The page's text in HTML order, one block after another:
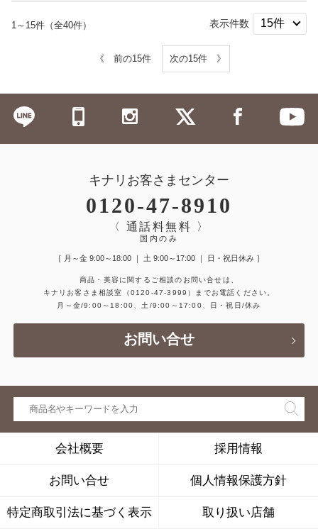
1～15件（全40件） 表示件数
《 前の15件 次の15件 》
キナリお客さまセンター
0120-47-8910
〈 通話料無料 〉
国内のみ
［ 月～金 9:00～18:00 ｜ 土 9:00～17:00 ｜ 日・祝日休み ］
商品・美容に関するご相談のお問い合せは、
キナリお客さま相談室
（0120-47-3999）
までお電話ください。
月～金/9:00～18:00、土/9:00～17:00、日・祝日/休み
お問い合せ
会社概要 採用情報
お問い合せ 個人情報保護方針
特定商取引法に基づく表示 取り扱い店舗